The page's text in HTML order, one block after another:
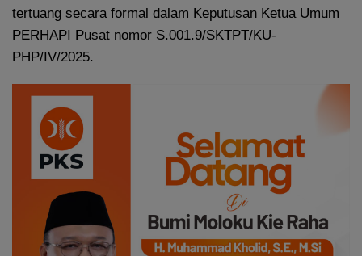
tertuang secara formal dalam Keputusan Ketua Umum
PERHAPI Pusat nomor S.001.9/SKTPT/KU-
PHP/IV/2025.